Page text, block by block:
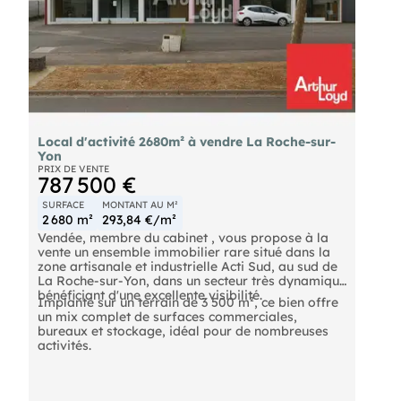
Local d'activité 2680m² à vendre La Roche-sur-
Yon
PRIX DE VENTE
787 500 €
SURFACE
2 680 m²
MONTANT AU M²
293,84 €/m²
Vendée, membre du cabinet , vous propose à la
vente un ensemble immobilier rare situé dans la
zone artisanale et industrielle Acti Sud, au sud de
La Roche-sur-Yon, dans un secteur très dynamique
bénéficiant d'une excellente visibilité.
Implanté sur un terrain de 3 500 m², ce bien offre
un mix complet de surfaces commerciales,
bureaux et stockage, idéal pour de nombreuses
activités.